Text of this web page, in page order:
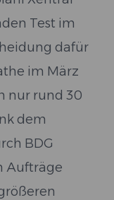
Test im
dafür
im März
nur rund 30
dem
BDG
Aufträge